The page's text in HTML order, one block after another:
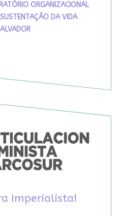
ORGANIZACIONAL
DA VIDA
Imperialista!